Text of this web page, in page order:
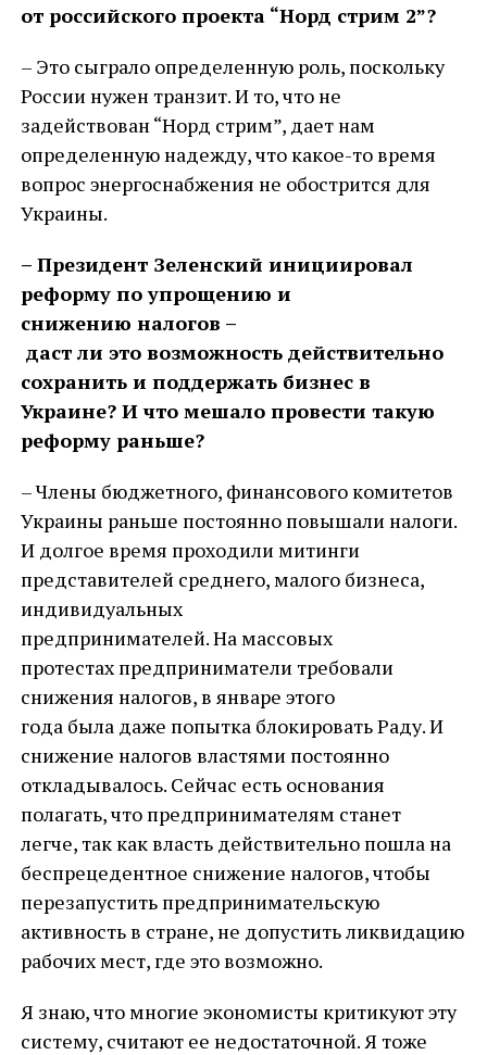
от российского проекта “Норд стрим 2”?
– Это сыграло определенную роль, поскольку
России нужен транзит. И то, что не
задействован “Норд стрим”, дает нам
определенную надежду, что какое-то время
вопрос энергоснабжения не обострится для
Украины.
– Президент Зеленский инициировал
реформу по упрощению и
снижению налогов –
даст ли это возможность действительно
сохранить и поддержать бизнес в
Украине? И что мешало провести такую
реформу раньше?
– Члены бюджетного, финансового комитетов
Украины раньше постоянно повышали налоги.
И долгое время проходили митинги
представителей среднего, малого бизнеса,
индивидуальных
предпринимателей. На массовых
протестах предприниматели требовали
снижения налогов, в январе этого
года была даже попытка блокировать Раду. И
снижение налогов властями постоянно
откладывалось. Сейчас есть основания
полагать, что предпринимателям станет
легче, так как власть действительно пошла на
беспрецедентное снижение налогов, чтобы
перезапустить предпринимательскую
активность в стране, не допустить ликвидацию
рабочих мест, где это возможно.
Я знаю, что многие экономисты критикуют эту
систему, считают ее недостаточной. Я тоже